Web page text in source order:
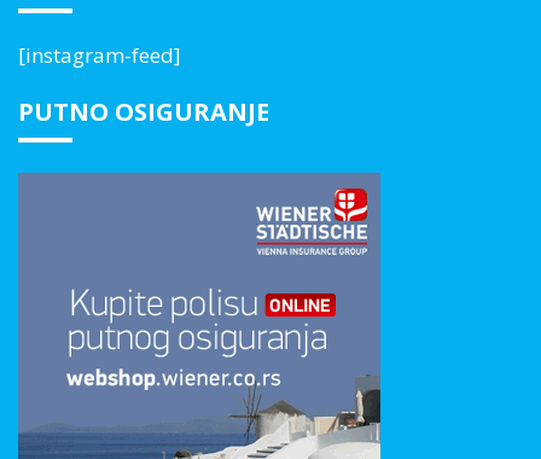
[instagram-feed]
PUTNO OSIGURANJE